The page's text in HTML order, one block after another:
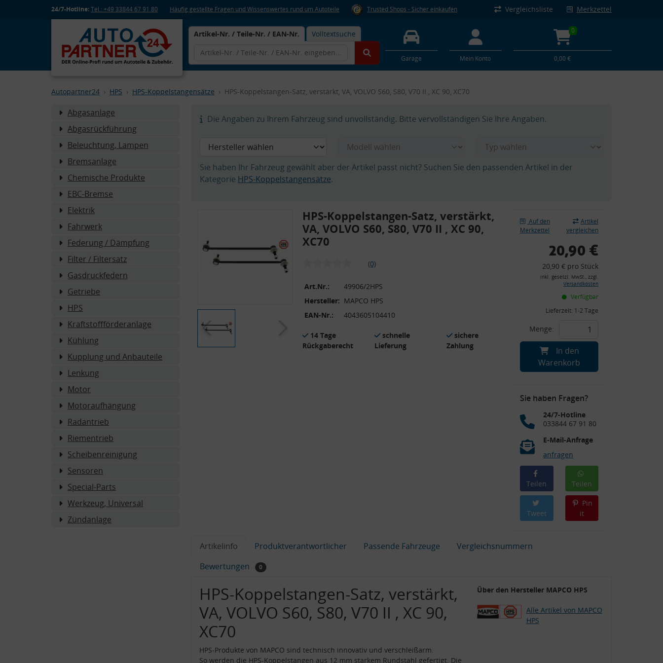
24/7-Hotline:Tel.: +49 33844 67 91 80 Häufig gestellte Fragen und Wissenswertes rund um Autoteile Trusted Shops - Sicher einkaufen Vergleichsliste Merkzettel
Artikel-Nr. / Teile-Nr. / EAN-Nr. Volltextsuche
Garage Mein Konto
0
0,00 €
Autopartner24 HPS HPS-Koppelstangensätze HPS-Koppelstangen-Satz, verstärkt, VA, VOLVO S60, S80, V70 II , XC 90, XC70
Abgasanlage
Abgasrückführung
Beleuchtung, Lampen
Bremsanlage
Chemische Produkte
EBC-Bremse
Elektrik
Fahrwerk
Federung / Dämpfung
Filter / Filtersatz
Gasdruckfedern
Getriebe
HPS
Kraftstoffförderanlage
Kühlung
Kupplung und Anbauteile
Lenkung
Motor
Motoraufhängung
Radantrieb
Riementrieb
Scheibenreinigung
Sensoren
Special-Parts
Werkzeug, Universal
Zündanlage
Die Angaben zu Ihrem Fahrzeug sind unvollständig. Bitte vervollständigen Sie Ihre Angaben.
Sie haben Ihr Fahrzeug gewählt aber der Artikel passt nicht? Suchen Sie den passenden Artikel in der
Kategorie HPS-Koppelstangensätze.
HPS-Koppelstangen-Satz, verstärkt,
VA, VOLVO S60, S80, V70 II , XC 90,
XC70
(0)
Art.Nr.:
49906/2HPS
Hersteller: MAPCO HPS
EAN-Nr.:
4043605104410
14 Tage
Rückgaberecht
schnelle
Lieferung
sichere
Zahlung
Auf den
Merkzettel
Artikel
vergleichen
20,90 €
20,90 € pro Stück
inkl. gesetzl. MwSt., zzgl.
Versandkosten
Verfügbar
Lieferzeit: 1-2 Tage
Menge:
In den
Warenkorb
Sie haben Fragen?
24/7-Hotline
033844 67 91 80
E-Mail-Anfrage
anfragen
Teilen Teilen
Tweet
Pin
it
Artikelinfo Produktverantwortlicher Passende Fahrzeuge
Vergleichsnummern
Bewertungen
0
HPS-Koppelstangen-Satz, verstärkt,
VA, VOLVO S60, S80, V70 II , XC 90,
XC70
HPS-Produkte von MAPCO sind technisch innovativ und verschleißarm.
So werden die HPS-Koppelstangen aus 12 mm starkem Rundstahl gefertigt. Die
Über den Hersteller MAPCO HPS
Alle Artikel von MAPCO
HPS